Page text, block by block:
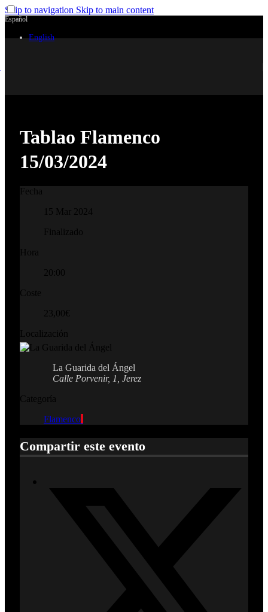
Skip to navigation Skip to main content
Español
English
Tablao Flamenco
15/03/2024
Fecha
15 Mar 2024
Finalizado
Hora
20:00
Coste
23,00€
Localización
La Guarida del Ángel
Calle Porvenir, 1, Jerez
Categoría
Flamenco
Compartir este evento